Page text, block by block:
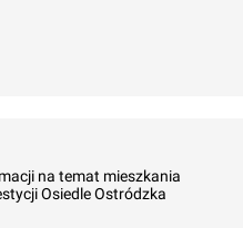
na temat mieszkania
Osiedle Ostródzka